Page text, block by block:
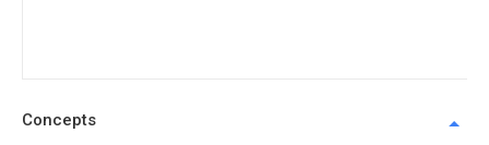
Concepts